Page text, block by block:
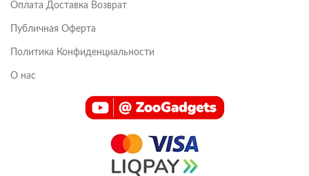
Оплата Доставка Возврат
Публичная Оферта
Политика Конфиденциальности
О нас